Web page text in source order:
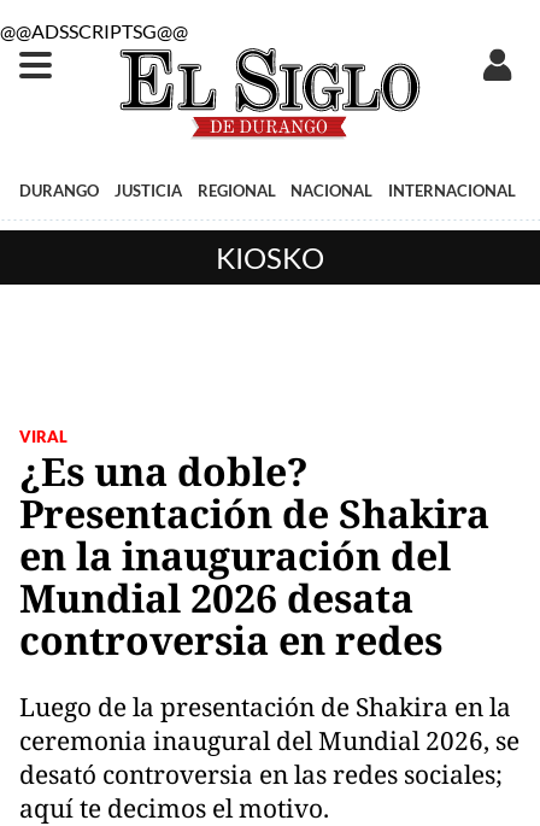
@@ADSSCRIPTSG@@
DURANGO JUSTICIA REGIONAL NACIONAL INTERNACIONAL
KIOSKO
VIRAL
¿Es una doble?
Presentación de Shakira
en la inauguración del
Mundial 2026 desata
controversia en redes
Luego de la presentación de Shakira en la
ceremonia inaugural del Mundial 2026, se
desató controversia en las redes sociales;
aquí te decimos el motivo.